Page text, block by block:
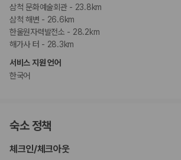
삼척 문화예술회관 - 23.8km
삼척 해변 - 26.6km
한울원자력발전소 - 28.2km
해가사 터 - 28.3km
서비스 지원 언어
한국어
숙소 정책
체크인/체크아웃